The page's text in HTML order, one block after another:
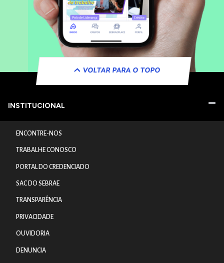
VOLTAR PARA O TOPO
INSTITUCIONAL
ENCONTRE-NOS
TRABALHE CONOSCO
PORTAL DO CREDENCIADO
SAC DO SEBRAE
TRANSPARÊNCIA
PRIVACIDADE
OUVIDORIA
DENUNCIA